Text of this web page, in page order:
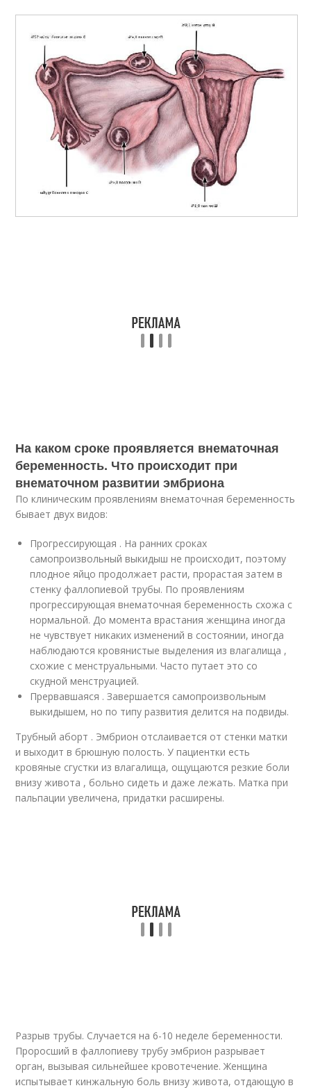
На каком сроке проявляется внематочная
беременность. Что происходит при
внематочном развитии эмбриона
По клиническим проявлениям внематочная беременность
бывает двух видов:
Прогрессирующая . На ранних сроках
самопроизвольный выкидыш не происходит, поэтому
плодное яйцо продолжает расти, прорастая затем в
стенку фаллопиевой трубы. По проявлениям
прогрессирующая внематочная беременность схожа с
нормальной. До момента врастания женщина иногда
не чувствует никаких изменений в состоянии, иногда
наблюдаются кровянистые выделения из влагалища ,
схожие с менструальными. Часто путает это со
скудной менструацией.
Прервавшаяся . Завершается самопроизвольным
выкидышем, но по типу развития делится на подвиды.
Трубный аборт . Эмбрион отслаивается от стенки матки
и выходит в брюшную полость. У пациентки есть
кровяные сгустки из влагалища, ощущаются резкие боли
внизу живота , больно сидеть и даже лежать. Матка при
пальпации увеличена, придатки расширены.
Разрыв трубы. Случается на 6-10 неделе беременности.
Проросший в фаллопиеву трубу эмбрион разрывает
орган, вызывая сильнейшее кровотечение. Женщина
испытывает кинжальную боль внизу живота, отдающую в